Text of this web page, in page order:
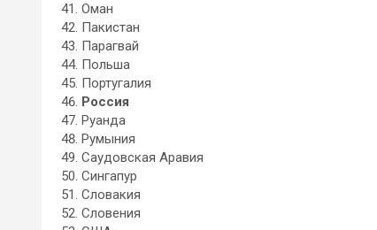
Оман
Пакистан
Парагвай
Польша
Португалия
Россия
Руанда
Румыния
Саудовская Аравия
Сингапур
Словакия
Словения